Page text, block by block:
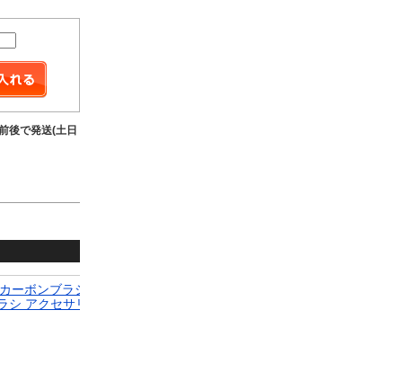
後で発送(土日
DC12ボルト カーエレクトロニクス シガーライターUSB
ソケットスプリッタモーターカーDCデジタル電圧計3 ホ